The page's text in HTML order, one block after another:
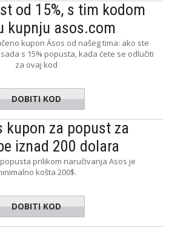
od 15%, s tim kodom
kupnju asos.com
kupon Ásos od našeg tima: ako ste
s 15% popusta, kada ćete se odlučiti
za ovaj kod
OSNEW15
DOBITI KOD
kupon za popust za
iznad 200 dolara
prilikom naručivanja Asos je
košta 200$.
VACAY50
DOBITI KOD